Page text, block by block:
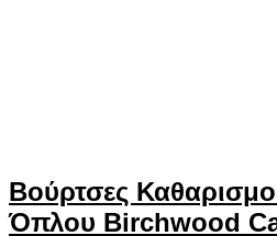
Βούρτσες
Όπλου Birchwood